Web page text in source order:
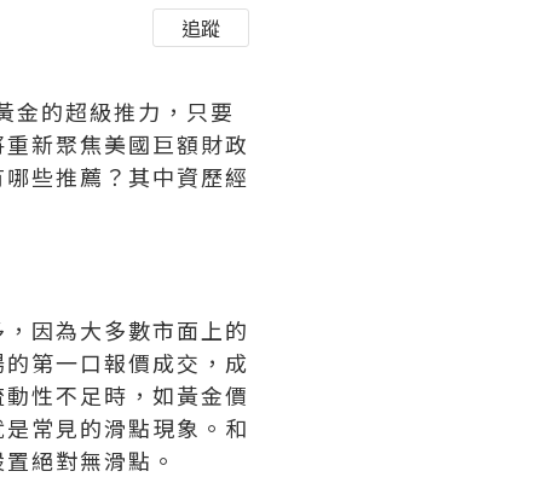
追蹤
金的超級推力，只要
新聚焦美國巨額財政
些推薦？其中資歷經
因為大多數市面上的
第一口報價成交，成
性不足時，如黃金價
常見的滑點現象。和
絕對無滑點。